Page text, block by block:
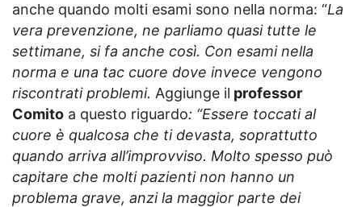
anche quando molti esami sono nella norma: “La
vera prevenzione, ne parliamo quasi tutte le
settimane, si fa anche così. Con esami nella
norma e una tac cuore dove invece vengono
riscontrati problemi. Aggiunge il professor
Comito a questo riguardo: “Essere toccati al
cuore è qualcosa che ti devasta, soprattutto
quando arriva all’improvviso. Molto spesso può
capitare che molti pazienti non hanno un
problema grave, anzi la maggior parte dei